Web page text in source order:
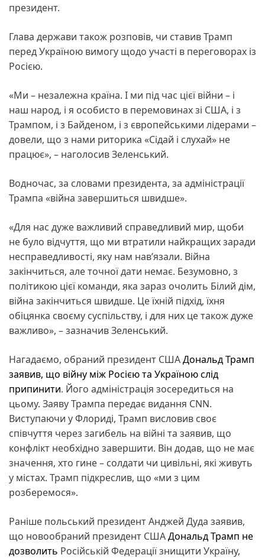
президент.
Глава держави також розповів, чи ставив Трамп
перед Україною вимогу щодо участі в переговорах із
Росією.
«Ми – незалежна країна. І ми під час цієї війни – і
наш народ, і я особисто в перемовинах зі США, і з
Трампом, і з Байденом, і з європейськими лідерами –
довели, що з нами риторика «Сідай і слухай» не
працює», – наголосив Зеленський.
Водночас, за словами президента, за адміністрації
Трампа «війна завершиться швидше».
«Для нас дуже важливий справедливий мир, щоби
не було відчуття, що ми втратили найкращих заради
несправедливості, яку нам нав’язали. Війна
закінчиться, але точної дати немає. Безумовно, з
політикою цієї команди, яка зараз очолить Білий дім,
війна закінчиться швидше. Це їхній підхід, їхня
обіцянка своєму суспільству, і для них це також дуже
важливо», – зазначив Зеленський.
Нагадаємо, обраний президент СШАДональд Трамп
заявив, що війну між Росією та Україною слід
припинити. Його адміністрація зосередиться на
цьому. Заяву Трампа передає видання CNN.
Виступаючи у Флориді, Трамп висловив своє
співчуття через загибель на війні та заявив, що
конфлікт необхідно завершити. Він додав, що не має
значення, хто гине – солдати чи цивільні, які живуть
у містах. Трамп підкреслив, що «ми з цим
розберемося».
Раніше польський президент Анджей Дуда заявив,
що новообраний президент СШАДональд Трамп не
дозволить Російській Федерації знищити Україну,